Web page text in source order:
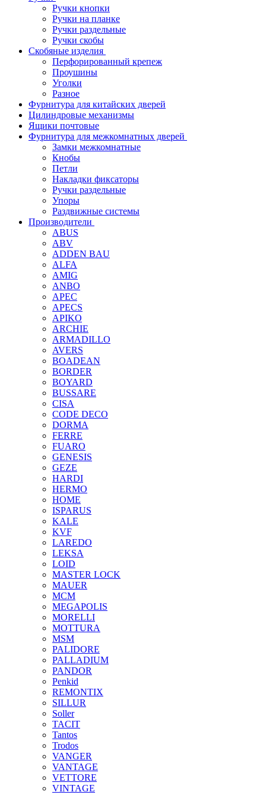
Ручки кнопки
Ручки на планке
Ручки раздельные
Ручки скобы
Скобяные изделия
Перфорированный крепеж
Проушины
Уголки
Разное
Фурнитура для китайских дверей
Цилиндровые механизмы
Ящики почтовые
Фурнитура для межкомнатных дверей
Замки межкомнатные
Кнобы
Петли
Накладки фиксаторы
Ручки раздельные
Упоры
Раздвижные системы
Производители
ABUS
ABV
ADDEN BAU
ALFA
AMIG
ANBO
APEC
APECS
APIKO
ARCHIE
ARMADILLO
AVERS
BOADEAN
BORDER
BOYARD
BUSSARE
CISA
CODE DECO
DORMA
FERRE
FUARO
GENESIS
GEZE
HARDI
HERMO
HOMЕ
ISPARUS
KALE
KVF
LAREDO
LEKSA
LOID
MASTER LOCK
MAUER
MCM
MEGAPOLIS
MORELLI
MOTTURA
MSM
PALIDORE
PALLADIUM
PANDOR
Penkid
REMONTIX
SILLUR
Soller
TACIT
Tantos
Trodos
VANGER
VANTAGE
VETTORE
VINTAGE